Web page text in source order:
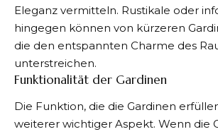
Eleganz vermitteln. Rustikale oder
hingegen können von kürzeren
die den entspannten Charme des
unterstreichen.
Funktionalität der Gardinen
Die Funktion, die die Gardinen
weiterer wichtiger Aspekt. Wenn die